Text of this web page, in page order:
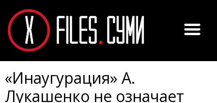
«Инаугурация» А.
Лукашенко не означает